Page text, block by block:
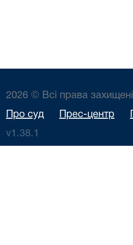
2026 © Всі права захищені
Про суд Прес-центр
v1.38.1